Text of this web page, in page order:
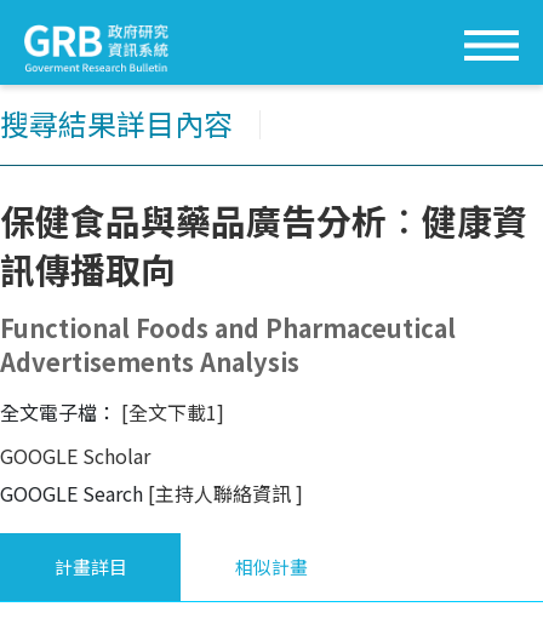
搜尋結果詳目內容
保健食品與藥品廣告分析︰健康資
訊傳播取向
Functional Foods and Pharmaceutical
Advertisements Analysis
全文電子檔： [全文下載1]
GOOGLE Scholar
GOOGLE Search [主持人聯絡資訊]
計畫詳目 相似計畫